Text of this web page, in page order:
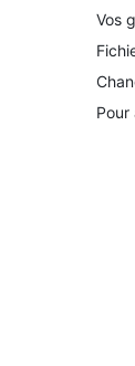
Vos
Pour